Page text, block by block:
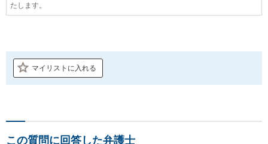
たします。
マイリストに入れる
この質問に回答した弁護士